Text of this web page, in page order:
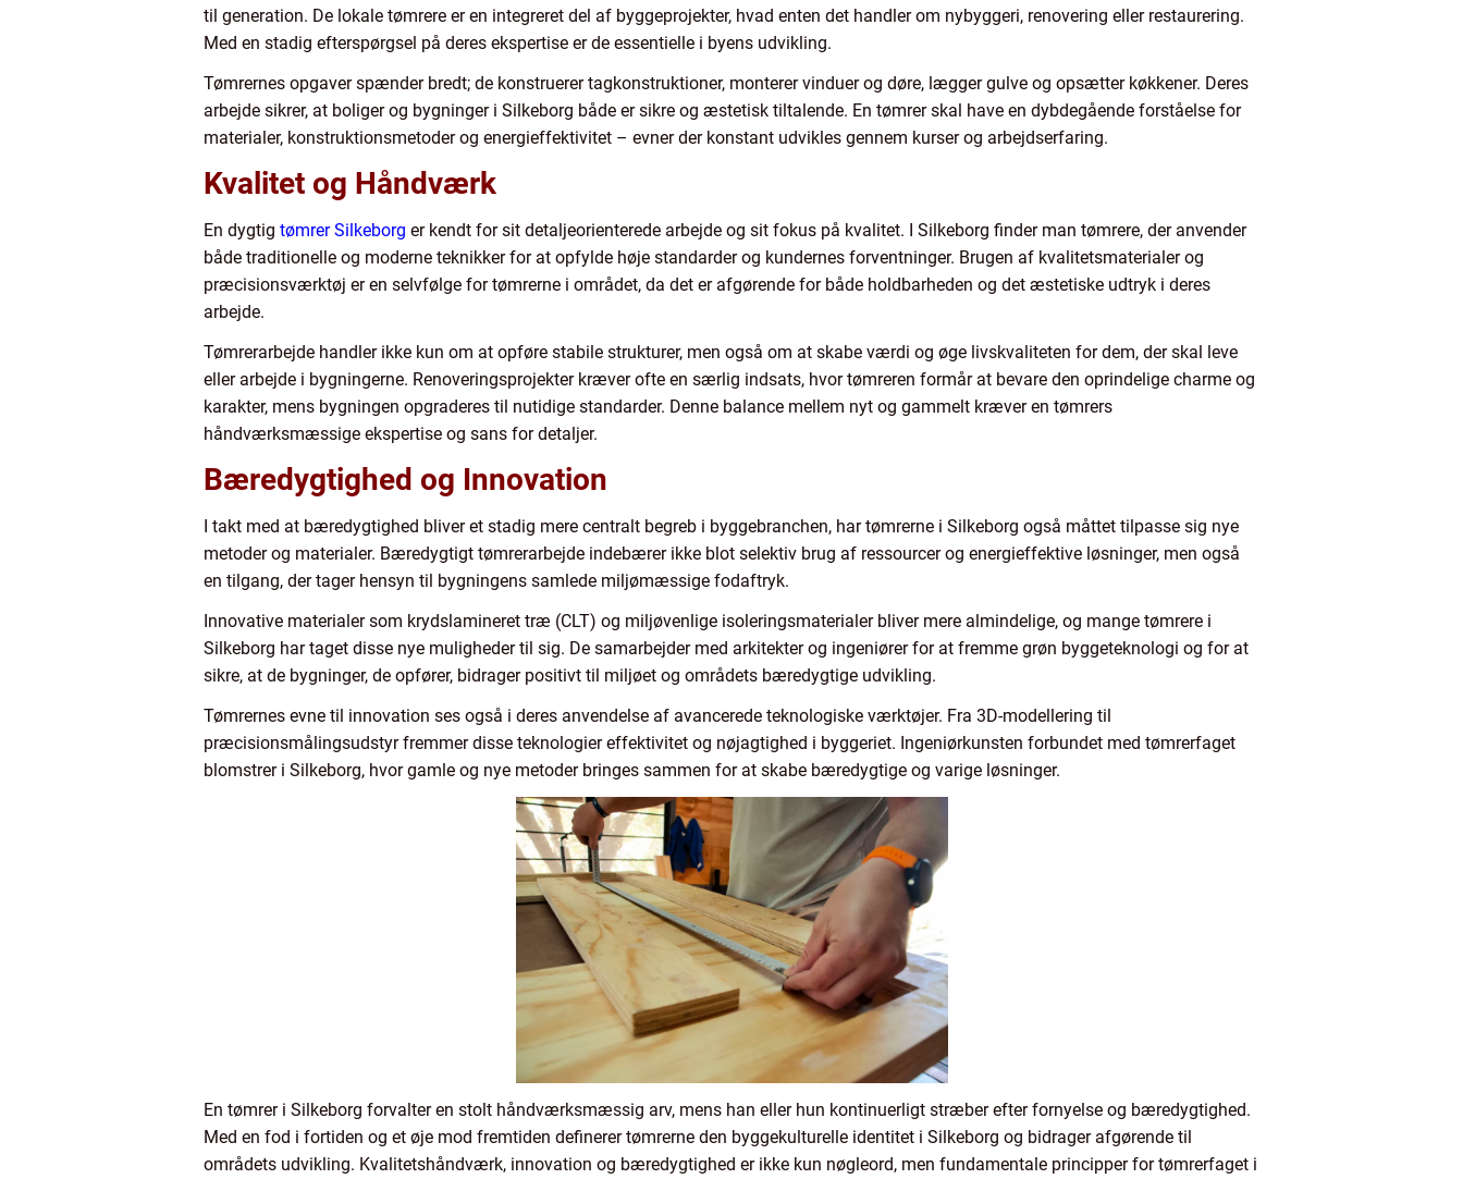
til generation. De lokale tømrere er en integreret del af byggeprojekter, hvad enten det handler om nybyggeri, renovering eller restaurering.
Med en stadig efterspørgsel på deres ekspertise er de essentielle i byens udvikling.
Tømrernes opgaver spænder bredt; de konstruerer tagkonstruktioner, monterer vinduer og døre, lægger gulve og opsætter køkkener. Deres
arbejde sikrer, at boliger og bygninger i Silkeborg både er sikre og æstetisk tiltalende. En tømrer skal have en dybdegående forståelse for
materialer, konstruktionsmetoder og energieffektivitet – evner der konstant udvikles gennem kurser og arbejdserfaring.
Kvalitet og Håndværk
En dygtig tømrer Silkeborg er kendt for sit detaljeorienterede arbejde og sit fokus på kvalitet. I Silkeborg finder man tømrere, der anvender
både traditionelle og moderne teknikker for at opfylde høje standarder og kundernes forventninger. Brugen af kvalitetsmaterialer og
præcisionsværktøj er en selvfølge for tømrerne i området, da det er afgørende for både holdbarheden og det æstetiske udtryk i deres
arbejde.
Tømrerarbejde handler ikke kun om at opføre stabile strukturer, men også om at skabe værdi og øge livskvaliteten for dem, der skal leve
eller arbejde i bygningerne. Renoveringsprojekter kræver ofte en særlig indsats, hvor tømreren formår at bevare den oprindelige charme og
karakter, mens bygningen opgraderes til nutidige standarder. Denne balance mellem nyt og gammelt kræver en tømrers
håndværksmæssige ekspertise og sans for detaljer.
Bæredygtighed og Innovation
I takt med at bæredygtighed bliver et stadig mere centralt begreb i byggebranchen, har tømrerne i Silkeborg også måttet tilpasse sig nye
metoder og materialer. Bæredygtigt tømrerarbejde indebærer ikke blot selektiv brug af ressourcer og energieffektive løsninger, men også
en tilgang, der tager hensyn til bygningens samlede miljømæssige fodaftryk.
Innovative materialer som krydslamineret træ (CLT) og miljøvenlige isoleringsmaterialer bliver mere almindelige, og mange tømrere i
Silkeborg har taget disse nye muligheder til sig. De samarbejder med arkitekter og ingeniører for at fremme grøn byggeteknologi og for at
sikre, at de bygninger, de opfører, bidrager positivt til miljøet og områdets bæredygtige udvikling.
Tømrernes evne til innovation ses også i deres anvendelse af avancerede teknologiske værktøjer. Fra 3D-modellering til
præcisionsmålingsudstyr fremmer disse teknologier effektivitet og nøjagtighed i byggeriet. Ingeniørkunsten forbundet med tømrerfaget
blomstrer i Silkeborg, hvor gamle og nye metoder bringes sammen for at skabe bæredygtige og varige løsninger.
En tømrer i Silkeborg forvalter en stolt håndværksmæssig arv, mens han eller hun kontinuerligt stræber efter fornyelse og bæredygtighed.
Med en fod i fortiden og et øje mod fremtiden definerer tømrerne den byggekulturelle identitet i Silkeborg og bidrager afgørende til
områdets udvikling. Kvalitetshåndværk, innovation og bæredygtighed er ikke kun nøgleord, men fundamentale principper for tømrerfaget i